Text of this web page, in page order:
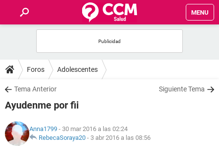
MENU
FOROS
SALUD
FAMILIA
NUTRICIÓN
Foros Adolescentes
Tema Anterior Siguiente Tema
Ayudenme por fii
Anna1799 - 30 mar 2016 a las 02:24
RebecaSoraya20 - 3 abr 2016 a las 08:56